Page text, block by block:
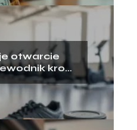
otwarcie
krok